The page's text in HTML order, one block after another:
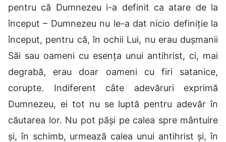
pentru că Dumnezeu i-a definit ca atare de la
început – Dumnezeu nu le-a dat nicio definiție la
început, pentru că, în ochii Lui, nu erau dușmanii
Săi sau oameni cu esența unui antihrist, ci, mai
degrabă, erau doar oameni cu firi satanice,
corupte. Indiferent câte adevăruri exprimă
Dumnezeu, ei tot nu se luptă pentru adevăr în
căutarea lor. Nu pot păși pe calea spre mântuire
și, în schimb, urmează calea unui antihrist și, în